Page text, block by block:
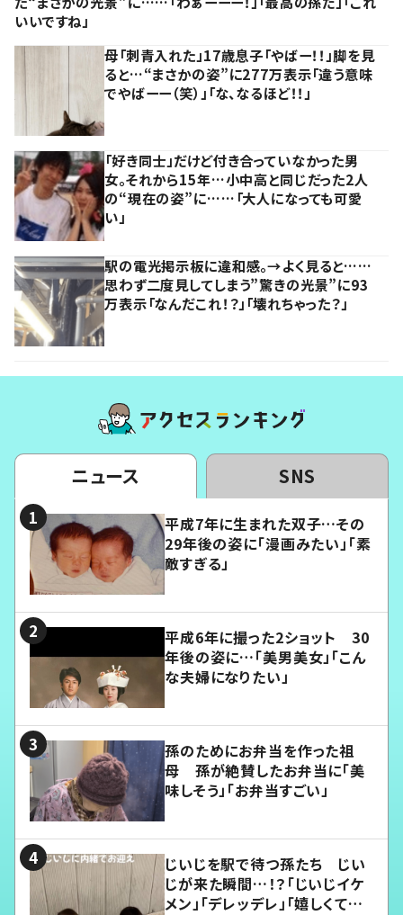
いいですね」
母「刺青入れた」17歳息子「やばー！！」脚を見
ると…“まさかの姿”に277万表示「違う意味
でやばーー（笑）」「な、なるほど！！」
「好き同士」だけど付き合っていなかった男
女。それから15年…小中高と同じだった2人
の“現在の姿”に……「大人になっても可愛
い」
駅の電光掲示板に違和感。→よく見ると……
思わず二度見してしまう”驚きの光景”に93
万表示「なんだこれ！？」「壊れちゃった？」
ニュース SNS
平成7年に生まれた双子…その
29年後の姿に「漫画みたい」「素
敵すぎる」
平成6年に撮った2ショット 30
年後の姿に…「美男美女」「こん
な夫婦になりたい」
孫のためにお弁当を作った祖
母 孫が絶賛したお弁当に「美
味しそう」「お弁当すごい」
じいじを駅で待つ孫たち じい
じが来た瞬間…！？「じいじイケ
メン」「デレッデレ」「嬉しくて可